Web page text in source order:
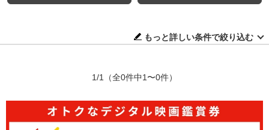
もっと詳しい条件で絞り込む
1/1 （全0件中1〜0件）